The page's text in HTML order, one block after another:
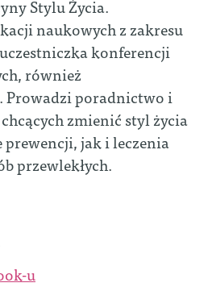
Stylu Życia.
naukowych z zakresu
konferencji
również
Prowadzi poradnictwo i
zmienić styl życia
jak i leczenia
przewlekłych.
u